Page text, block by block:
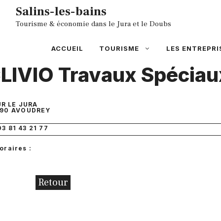
AllerSalins-les-bains
Tourisme & économie dans le Jura et le Doubs
ACCUEIL TOURISME LES
Travaux
LE JURA
AVOUDREY
81 43 21 77
:
Retour